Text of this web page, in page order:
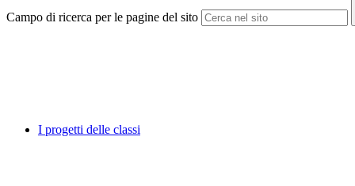
Campo di ricerca per le pagine del sito
I progetti delle classi